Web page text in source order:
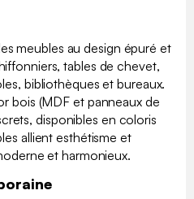
meubles au design épuré et
tables de chevet,
bibliothèques et bureaux.
bois (MDF et panneaux de
disponibles en coloris
allient esthétisme et
et harmonieux.